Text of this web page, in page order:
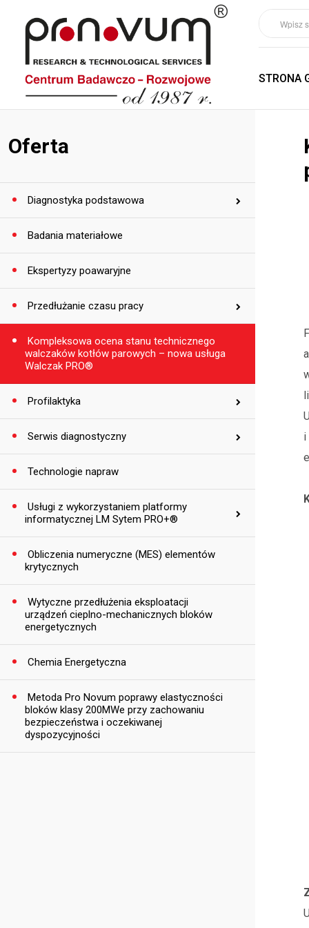
STRONA
Oferta
Diagnostyka podstawowa
Badania materiałowe
Ekspertyzy poawaryjne
Przedłużanie czasu pracy
Kompleksowa ocena stanu technicznego
walczaków kotłów parowych – nowa usługa
Walczak PRO®
Profilaktyka
Serwis diagnostyczny
Technologie napraw
Usługi z wykorzystaniem platformy
informatycznej LM Sytem PRO+®
Obliczenia numeryczne (MES) elementów
krytycznych
Wytyczne przedłużenia eksploatacji
urządzeń cieplno-mechanicznych bloków
energetycznych
Chemia Energetyczna
Metoda Pro Novum poprawy elastyczności
bloków klasy 200MWe przy zachowaniu
bezpieczeństwa i oczekiwanej
dyspozycyjności
i